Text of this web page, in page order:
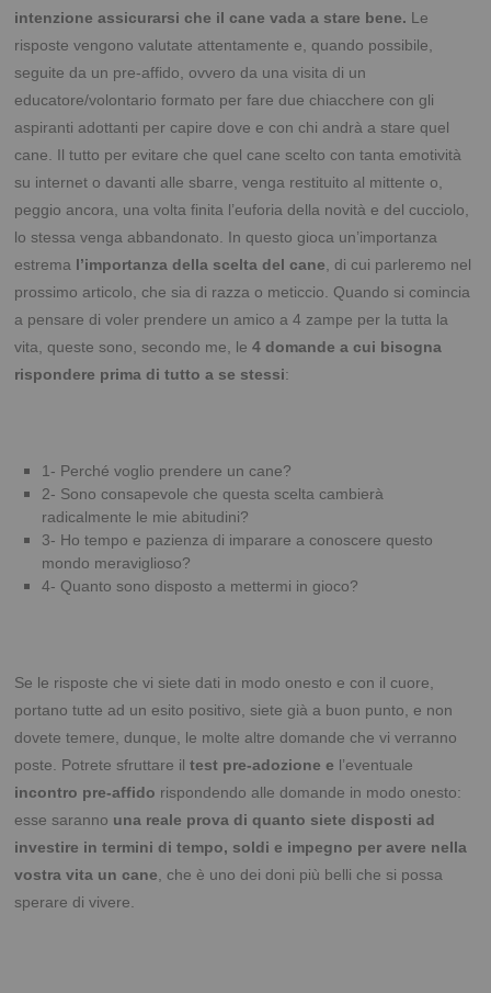
intenzione assicurarsi che il cane vada a stare bene. Le
risposte vengono valutate attentamente e, quando possibile,
seguite da un pre-affido, ovvero da una visita di un
educatore/volontario formato per fare due chiacchere con gli
aspiranti adottanti per capire dove e con chi andrà a stare quel
cane. Il tutto per evitare che quel cane scelto con tanta emotività
su internet o davanti alle sbarre, venga restituito al mittente o,
peggio ancora, una volta finita l’euforia della novità e del cucciolo,
lo stessa venga abbandonato. In questo gioca un’importanza
estrema l’importanza della scelta del cane , di cui parleremo nel
prossimo articolo, che sia di razza o meticcio. Quando si comincia
a pensare di voler prendere un amico a 4 zampe per la tutta la
vita, queste sono, secondo me, le4 domande a cui bisogna
rispondere prima di tutto a se stessi:
1- Perché voglio prendere un cane?
2- Sono consapevole che questa scelta cambierà
radicalmente le mie abitudini?
3- Ho tempo e pazienza di imparare a conoscere questo
mondo meraviglioso?
4- Quanto sono disposto a mettermi in gioco?
Se le risposte che vi siete dati in modo onesto e con il cuore,
portano tutte ad un esito positivo, siete già a buon punto, e non
dovete temere, dunque, le molte altre domande che vi verranno
poste. Potrete sfruttare il test pre-adozione e l’eventuale
incontro pre-affido rispondendo alle domande in modo onesto:
esse saranno una reale prova di quanto siete disposti ad
investire in termini di tempo, soldi e impegno per avere nella
vostra vita un cane , che è uno dei doni più belli che si possa
sperare di vivere.